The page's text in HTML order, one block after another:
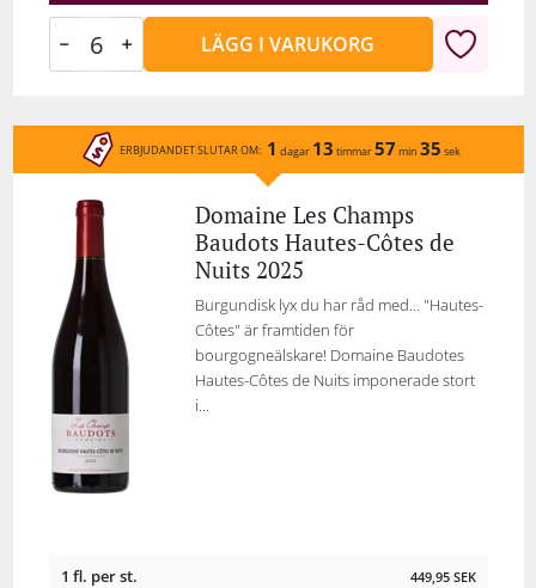
LÄGG I VARUKORG
ERBJUDANDET SLUTAR OM: 1 dagar 13 timmar57 min 35 sek
Domaine Les Champs
Baudots Hautes-Côtes de
Nuits 2025
Burgundisk lyx du har råd med… "Hautes-
Côtes" är framtiden för
bourgogneälskare! Domaine Baudotes
Hautes-Côtes de Nuits imponerade stort
i...
1 fl. per st. 449,95 SEK